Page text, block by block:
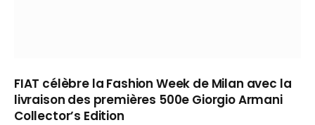
FIAT célèbre la Fashion Week de Milan avec la
livraison des premières 500e Giorgio Armani
Collector’s Edition